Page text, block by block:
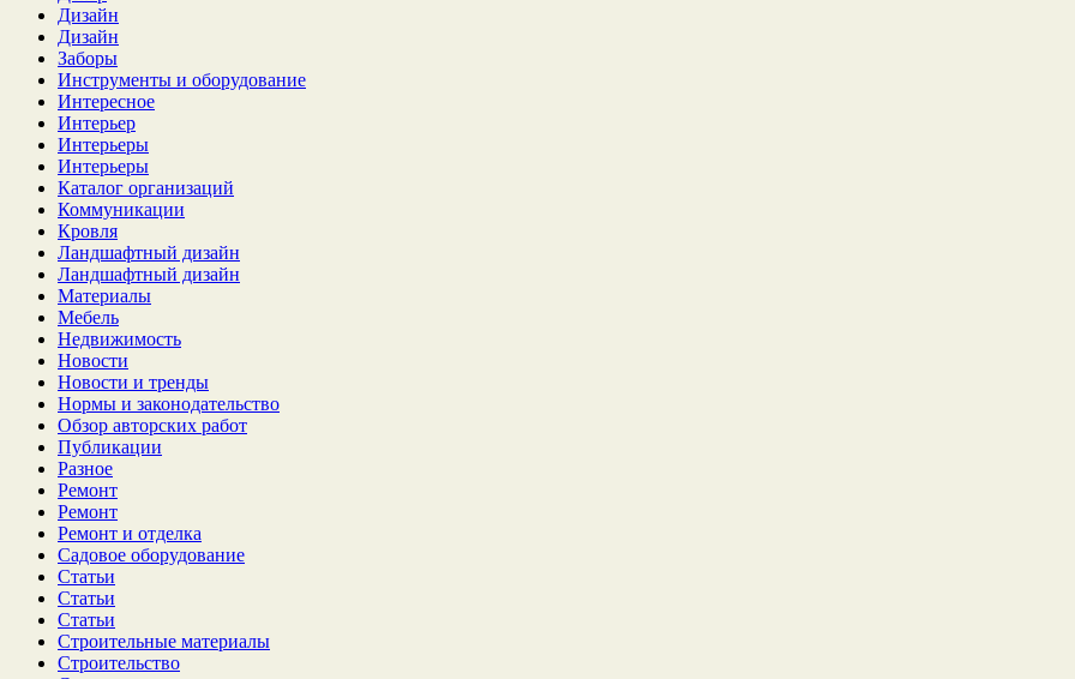
Дизайн
Дизайн
Заборы
Инструменты и оборудование
Интересное
Интерьер
Интерьеры
Интерьеры
Каталог организаций
Коммуникации
Кровля
Ландшафтный дизайн
Ландшафтный дизайн
Материалы
Мебель
Недвижимость
Новости
Новости и тренды
Нормы и законодательство
Обзор авторских работ
Публикации
Разное
Ремонт
Ремонт
Ремонт и отделка
Садовое оборудование
Статьи
Статьи
Статьи
Строительные материалы
Строительство